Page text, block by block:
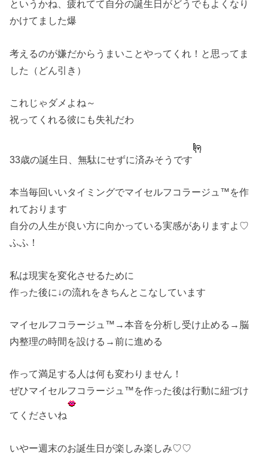
というかね、疲れてて自分の誕生日がどうでもよくなり
かけてました爆
考えるのが嫌だからうまいことやってくれ！と思ってま
した（どん引き）
これじゃダメよね～
祝ってくれる彼にも失礼だわ
33歳の誕生日、無駄にせずに済みそうです
本当毎回いいタイミングでマイセルフコラージュ™を作
れております
自分の人生が良い方に向かっている実感がありますよ♡
ふふ！
私は現実を変化させるために
作った後に↓の流れをきちんとこなしています
マイセルフコラージュ™→本音を分析し受け止める→脳
内整理の時間を設ける→前に進める
作って満足する人は何も変わりません！
ぜひマイセルフコラージュ™を作った後は行動に紐づけ
てくださいね
いやー週末のお誕生日が楽しみ楽しみ♡♡